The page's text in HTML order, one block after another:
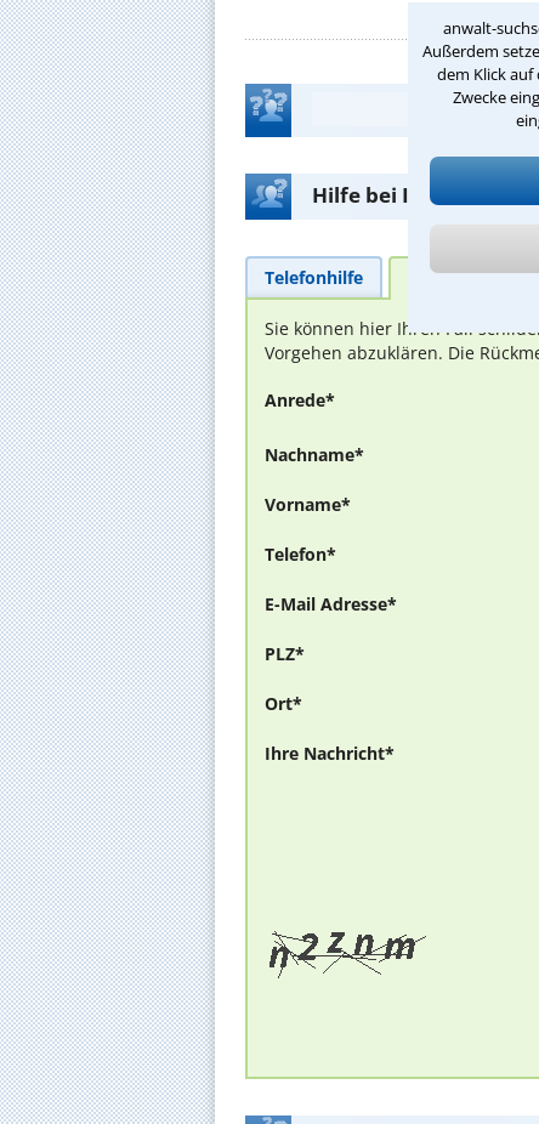
anwalt-
Außerdem
dem Klick
Zwecke
Hilfe bei Ihrer
Telefonhilfe
Sie können hier Ihren Fall
Vorgehen abzuklären. Die
Anrede*
Nachname*
Vorname*
Telefon*
E-Mail Adresse*
PLZ*
Ort*
Ihre Nachricht*